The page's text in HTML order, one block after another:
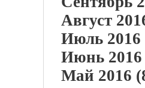
Август
Июль 2016
Июнь 2016
Май 2016